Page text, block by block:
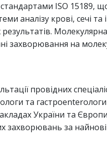
ISO 15189,
аналізу крові, сечі та
Молекулярна
захворювання на
провідних
та
України та
захворювань за